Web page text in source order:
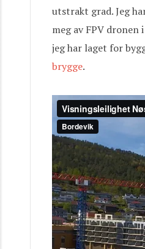
utstrakt grad. Jeg
meg av FPV dronen
jeg har laget for
brygge.